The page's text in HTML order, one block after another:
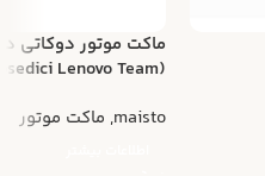
ماکت موتور دوکاتی
(Ducati Desmosedici Lenovo Team)
maisto
, ماکت موتور